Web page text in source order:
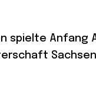
spielte Anfang